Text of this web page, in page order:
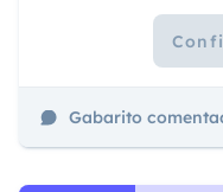
Gabarito